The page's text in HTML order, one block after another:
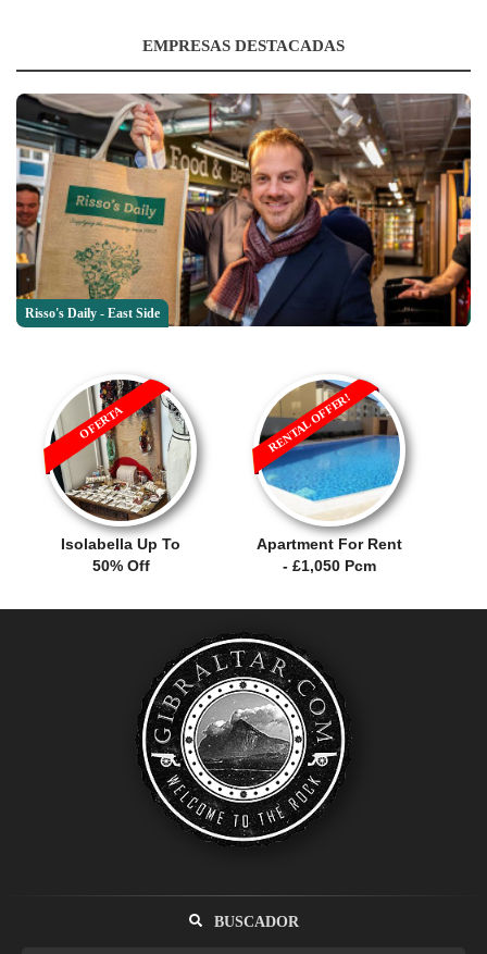
EMPRESAS DESTACADAS
Risso's Daily - East Side
Isolabella Up To
50% Off
OFERTA
Apartment For Rent
- £1,050 Pcm
RENTAL OFFER!
BUSCADOR